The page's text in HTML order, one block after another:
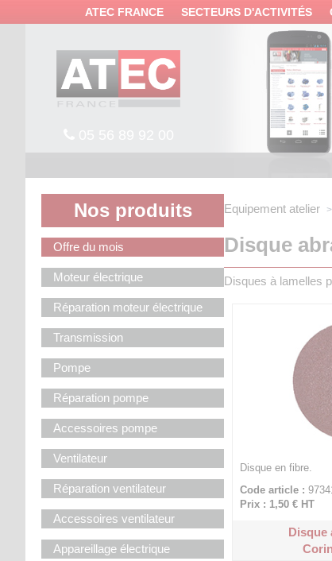
ATEC FRANCE SECTEURS D'ACTIVITÉS
Nos produits
Offre du mois
Moteur électrique
Réparation moteur électrique
Transmission
Pompe
Réparation pompe
Accessoires pompe
Ventilateur
Réparation ventilateur
Accessoires ventilateur
Appareillage électrique
Equipement atelier
Disque
Disques à lamelles
Disque en fibre.
Code article :
Prix : 1,50 € HT
Disque
Panneau de gestion des cookies